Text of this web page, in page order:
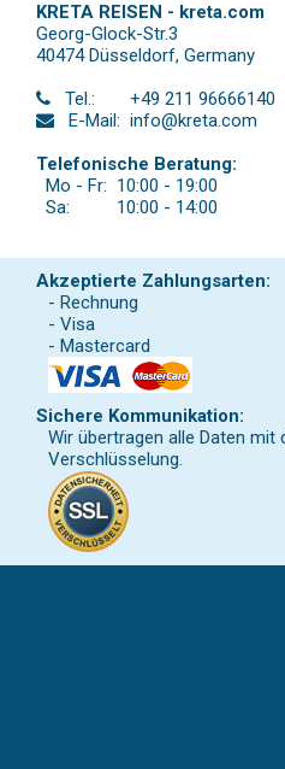
KRETA REISEN - kreta.com
Georg-Glock-Str.3
40474 Düsseldorf, Germany
Tel.:
+49 211 96666140
E-Mail: info@kreta.com
Telefonische Beratung:
Mo - Fr: 10:00 - 19:00
Sa:
10:00 - 14:00
Akzeptierte Zahlungsarten:
- Rechnung
- Visa
- Mastercard
Sichere Kommunikation:
Wir übertragen alle Daten mit
Verschlüsselung.